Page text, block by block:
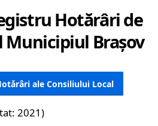
Hotărâri de
Municipiul Brașov
ale Consiliului Local
2021)